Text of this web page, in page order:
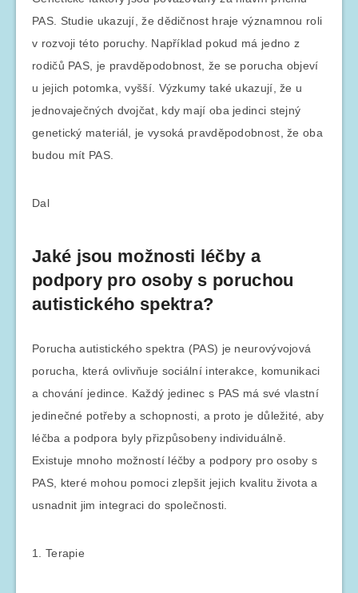
PAS. Studie ukazují, že dědičnost hraje významnou roli
v rozvoji této poruchy. Například pokud má jedno z
rodičů PAS, je pravděpodobnost, že se porucha objeví
u jejich potomka, vyšší. Výzkumy také ukazují, že u
jednovaječných dvojčat, kdy mají oba jedinci stejný
genetický materiál, je vysoká pravděpodobnost, že oba
budou mít PAS.
Dal
Jaké jsou možnosti léčby a
podpory pro osoby s poruchou
autistického spektra?
Porucha autistického spektra (PAS) je neurovývojová
porucha, která ovlivňuje sociální interakce, komunikaci
a chování jedince. Každý jedinec s PAS má své vlastní
jedinečné potřeby a schopnosti, a proto je důležité, aby
léčba a podpora byly přizpůsobeny individuálně.
Existuje mnoho možností léčby a podpory pro osoby s
PAS, které mohou pomoci zlepšit jejich kvalitu života a
usnadnit jim integraci do společnosti.
1. Terapie